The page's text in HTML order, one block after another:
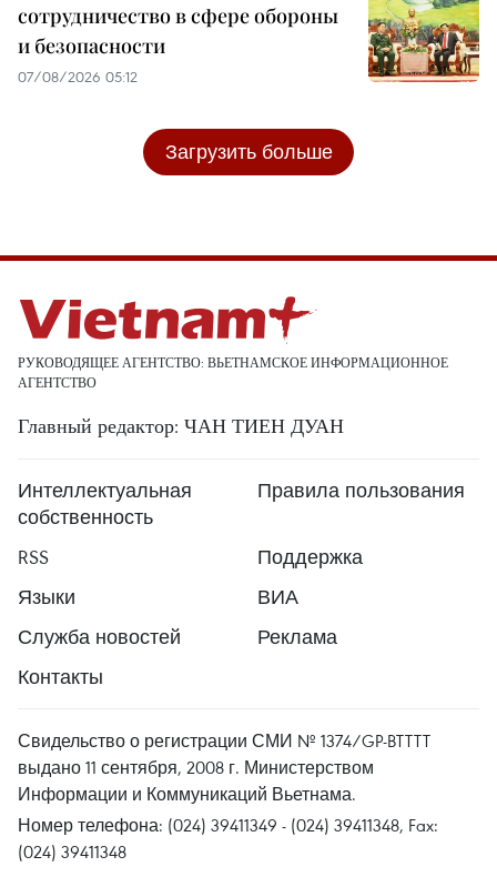
сотрудничество в сфере обороны
и безопасности
07/08/2026 05:12
Загрузить больше
РУКОВОДЯЩЕЕ АГЕНТСТВО: ВЬЕТНАМСКОЕ ИНФОРМАЦИОННОЕ
АГЕНТСТВО
Главный редактор: ЧАН ТИЕН ДУАН
Интеллектуальная
собственность
Правила пользования
RSS
Поддержка
Языки
ВИА
Служба новостей
Реклама
Контакты
Свидельство о регистрации СМИ № 1374/GP-BTTTT
выдано 11 сентября, 2008 г. Министерством
Информации и Коммуникаций Вьетнама.
Номер телефона: (024) 39411349 - (024) 39411348, Fax:
(024) 39411348